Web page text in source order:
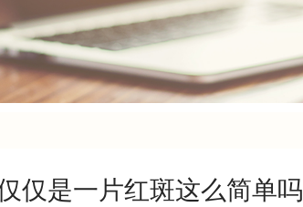
仅是一片红斑这么简单吗